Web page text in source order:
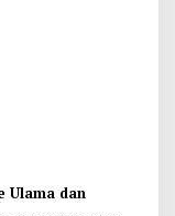
Ulama dan